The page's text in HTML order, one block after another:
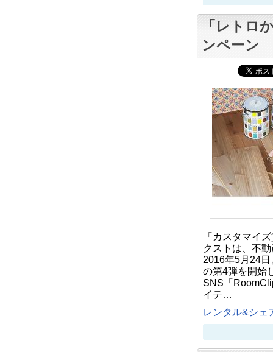
「レトロ
ンペーン
「カスタマイ
クストは、不
2016年5月24
の第4弾を開始
SNS「
イテ…
レンタル&シェ